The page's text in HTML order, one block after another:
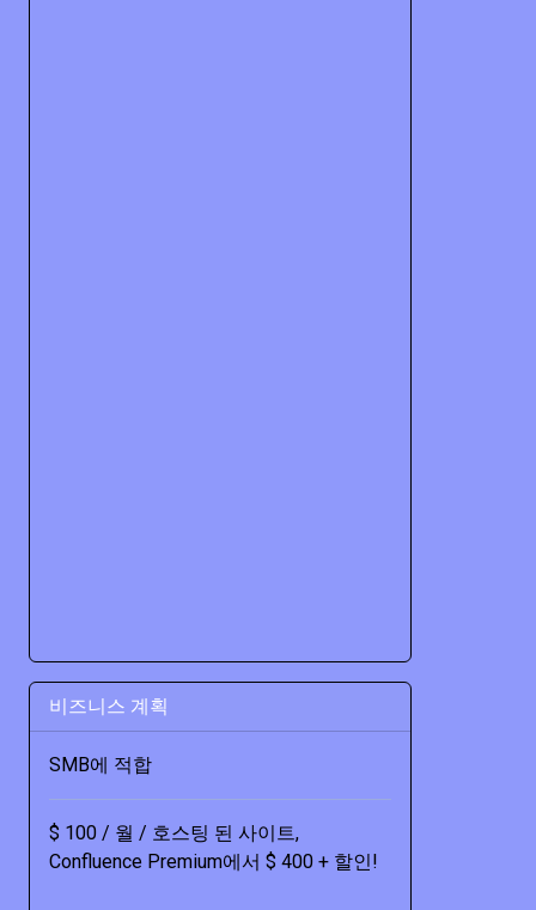
비즈니스 계획
SMB에 적합
$ 100 / 월 / 호스팅 된 사이트,
Confluence Premium에서 $ 400 + 할인!